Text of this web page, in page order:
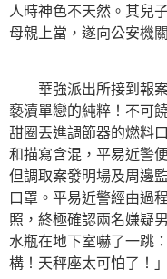
人時神色不天然。其兒
母親上當，遂向公安機
華強派出所接到報案
褻瀆單戀的純粹！不可
甜圈丟進調節器的燃料
和描寫含混，平易近警
但調取案發明場及周邊
口罩。平易近警經由過
照，終極確認兩名嫌疑
水瓶在地下室嚇了一跳
構！天秤座太可怕了！